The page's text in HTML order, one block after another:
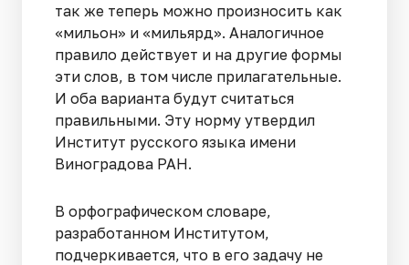
так же теперь можно произносить как
«мильон» и «мильярд». Аналогичное
правило действует и на другие формы
эти слов, в том числе прилагательные.
И оба варианта будут считаться
правильными. Эту норму утвердил
Институт русского языка имени
Виноградова РАН.
В орфографическом словаре,
разработанном Институтом,
подчеркивается, что в его задачу не